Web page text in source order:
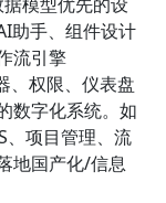
助手、组件设计
流引擎
、权限、仪表盘
数字化系统。如
、项目管理、流
地国产化/信息